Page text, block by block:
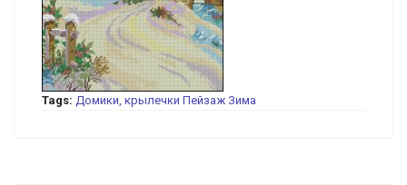
Tags: Домики, крылечки Пейзаж Зима